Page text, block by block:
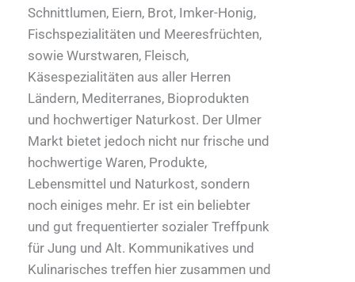
Schnittlumen, Eiern, Brot, Imker-Honig,
Fischspezialitäten und Meeresfrüchten,
sowie Wurstwaren, Fleisch,
Käsespezialitäten aus aller Herren
Ländern, Mediterranes, Bioprodukten
und hochwertiger Naturkost. Der Ulmer
Markt bietet jedoch nicht nur frische und
hochwertige Waren, Produkte,
Lebensmittel und Naturkost, sondern
noch einiges mehr. Er ist ein beliebter
und gut frequentierter sozialer Treffpunk
für Jung und Alt. Kommunikatives und
Kulinarisches treffen hier zusammen und